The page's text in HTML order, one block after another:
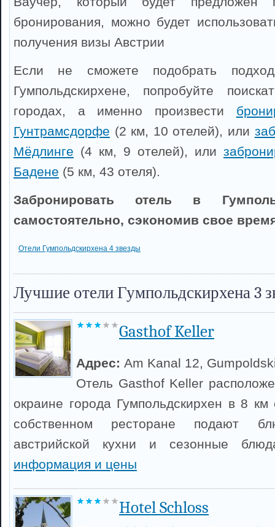
бронирования, можно будет
получения визы Австрии
Если не сможете подобрать
Гумпольдскирхене, попробуйте
городах, а именно произвести
Гунтрамсдорфе (2 км, 10 отелей), или
Мёдлинге (4 км, 9 отелей), или
Бадене (5 км, 43 отеля).
Забронировать отель в
самостоятельно, сэкономив свое
Отели Гумпольдскирхена 4 звезды
Лучшие отели Гумпольдскирхена 3
Gasthof Keller
Адрес: Am Kanal 12,
Отель Gasthof Keller
окраине города Гумпольдскирхен в 8
собственном ресторане подают
австрийской кухни и сезонные
информация и цены
Hotel Schloss